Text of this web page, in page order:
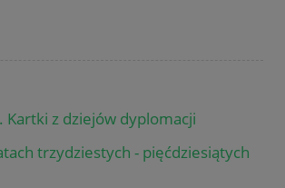
Kartki z dziejów dyplomacji
trzydziestych - pięćdziesiątych